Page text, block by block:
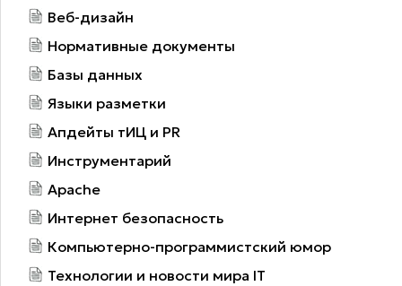
Веб-дизайн
Нормативные документы
Базы данных
Языки разметки
Апдейты тИЦ и PR
Инструментарий
Apache
Интернет безопасность
Компьютерно-программистский юмор
Технологии и новости мира IT